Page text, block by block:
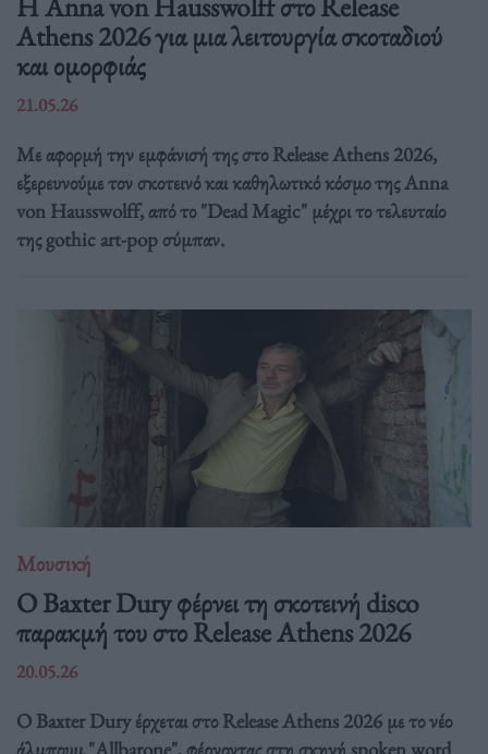
Athens 2026 για μια λειτουργία σκοταδιού
και ομορφιάς
21.05.26
Με αφορμή την εμφάνισή της στο Release Athens 2026,
εξερευνούμε τον σκοτεινό και καθηλωτικό κόσμο της Anna
von Hausswolff, από το "Dead Magic" μέχρι το τελευταίο
της gothic art-pop σύμπαν.
Μουσική
Ο Baxter Dury φέρνει τη σκοτεινή disco
παρακμή του στο Release Athens 2026
20.05.26
Ο Baxter Dury έρχεται στο Release Athens 2026 με το νέο